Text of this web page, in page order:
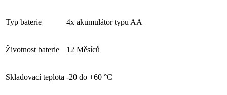
Typ baterie 4x akumulátor typu AA
Životnost baterie 12 Měsíců
Skladovací teplota -20 do +60 °C